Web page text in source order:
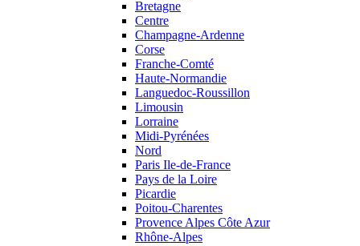
Bretagne
Centre
Champagne-Ardenne
Corse
Franche-Comté
Haute-Normandie
Languedoc-Roussillon
Limousin
Lorraine
Midi-Pyrénées
Nord
Paris Ile-de-France
Pays de la Loire
Picardie
Poitou-Charentes
Provence Alpes Côte Azur
Rhône-Alpes